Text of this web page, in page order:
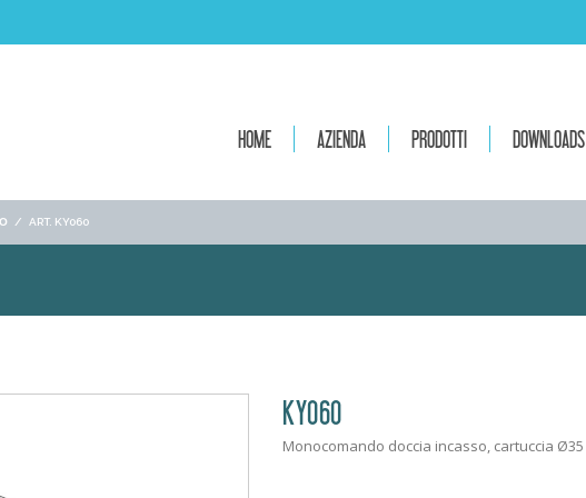
HOME AZIENDA PRODOTTI DOWNLOADS
/ ART. KY060
KY060
Monocomando doccia incasso, cartuccia Ø35